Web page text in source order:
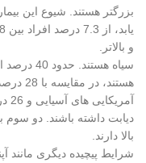
بزرگتر هستند. شیوع این
و بالاتر.
سیاه
آمریکایی های آسیایی و 26 درصد از بزرگسالان اسپانیایی تبار.
بالا دارند.
شرایط پیچیده دیگری مانند